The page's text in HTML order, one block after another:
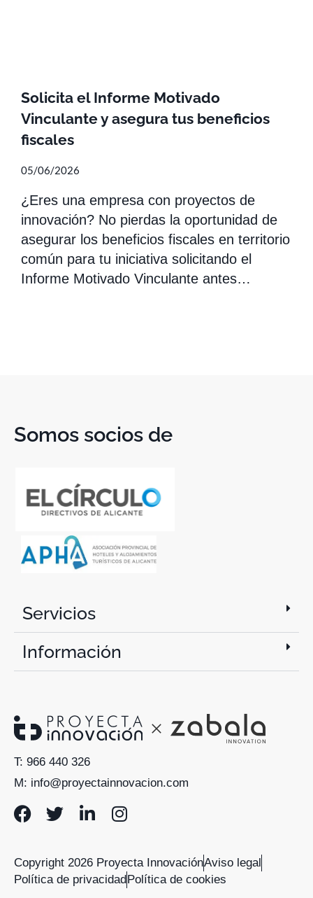
Solicita el Informe Motivado
Vinculante y asegura tus beneficios
fiscales
05/06/2026
¿Eres una empresa con proyectos de
innovación? No pierdas la oportunidad de
asegurar los beneficios fiscales en territorio
común para tu iniciativa solicitando el
Informe Motivado Vinculante antes…
Somos socios de
Servicios
Información
T: 966 440 326
M: info@proyectainnovacion.com
Copyright 2026 Proyecta InnovaciónAviso legal
Política de privacidadPolítica de cookies